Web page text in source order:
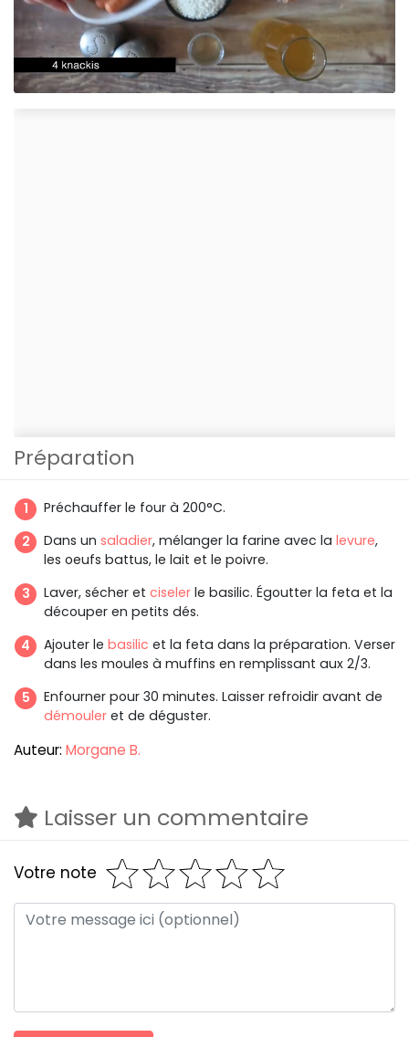
Préparation
Préchauffer le four à 200°C.
Dans un saladier, mélanger la farine avec la levure,
les oeufs battus, le lait et le poivre.
Laver, sécher et ciseler le basilic. Égoutter la feta et la
découper en petits dés.
Ajouter le basilic et la feta dans la préparation. Verser
dans les moules à muffins en remplissant aux 2/3.
Enfourner pour 30 minutes. Laisser refroidir avant de
démouler et de déguster.
Auteur: Morgane B.
Laisser un commentaire
Votre note